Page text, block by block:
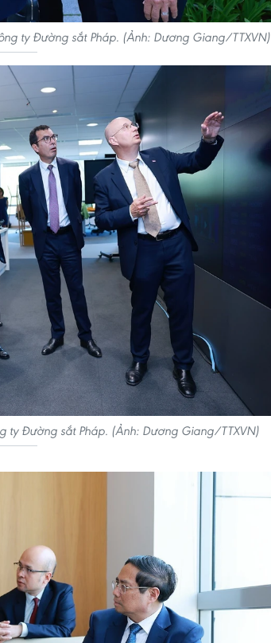
ty Đường sắt Pháp. (Ảnh: Dương Giang/TTXVN)
ty Đường sắt Pháp. (Ảnh: Dương Giang/TTXVN)